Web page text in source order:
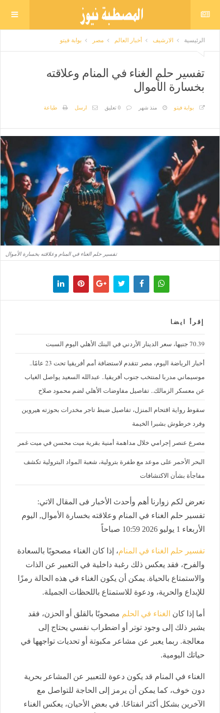
الرئيسية الارشيف أخبار العالم مصر بوابة فيتو
تفسير حلم الغناء في المنام وعلاقته
بخسارة الأموال
بوابة فيتو منذ شهر 0 تعليق ارسل طباعة
تفسير حلم الغناء في المنام وعلاقته بخسارة الأموال
إقرأ ايضا
70.39 جنيها، سعر الدينار الأردني في البنك الأهلي اليوم السبت
أخبار الرياضة اليوم، مصر تتقدم لاستضافة أمم أفريقيا تحت 23 عامًا..
موسيماني مدربا لمنتخب جنوب أفريقيا.. عبدالله السعيد يواصل الغياب
عن معسكر الزمالك.. تفاصيل مفاوضات الأهلي لضم محمود صلاح
سقوط رواية اقتحام المنزل، تفاصيل ضبط تاجر مخدرات بحوزته هيروين
وفرد خرطوش بشبرا الخيمة
مصرع عنصر إجرامي خلال مداهمة أمنية بقرية ميت محسن في ميت غمر
البحر الأحمر على موعد مع طفرة بترولية، شعبة المواد البترولية تكشف
مفاجأة بشأن الاكتشافات
نعرض لكم زوارنا أهم وأحدث الأخبار فى المقال الاتي:
تفسير حلم الغناء في المنام وعلاقته بخسارة الأموال, اليوم
الأربعاء 1 يوليو 2026 10:59 صباحاً
تفسير حلم الغناء في المنام، إذا كان الغناء مصحوبًا بالسعادة
والفرح، فقد يعكس ذلك رغبة داخلية في التعبير عن الذات
والاستمتاع بالحياة. يمكن أن يكون الغناء في هذه الحالة رمزًا
للإبداع والحرية، ودعوة للاستمتاع باللحظات الجميلة.
أما إذا كان الغناء في الحلم مصحوبًا بالقلق أو الحزن، فقد
يشير ذلك إلى وجود توتر أو اضطراب نفسي يحتاج إلى
معالجة. ربما يعبر عن مشاعر مكبوتة أو تحديات تواجهها في
حياتك اليومية.
الغناء في المنام قد يكون دعوة للتعبير عن المشاعر بحرية
دون خوف، كما يمكن أن يرمز إلى الحاجة للتواصل مع
الآخرين بشكل أكثر انفتاحًا. في بعض الأحيان، يعكس الغناء